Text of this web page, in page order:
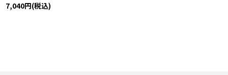
7,040円(税込)